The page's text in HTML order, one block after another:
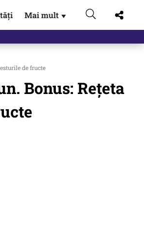
Mai mult ▼
de fructe
Bonus: Rețeta